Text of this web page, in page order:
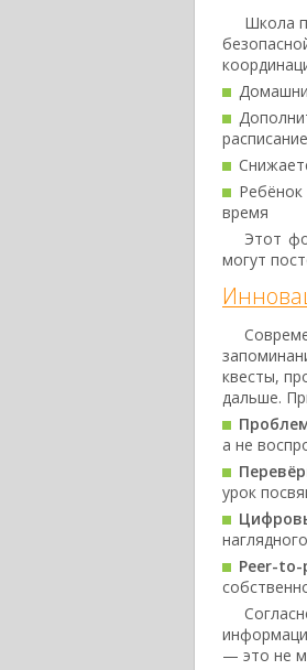
Школа
расписание
время
Этот
могут
квесты,
дальше.
а не
урок
Peer-
— это не